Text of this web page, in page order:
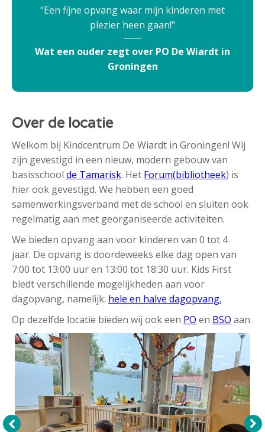
Een fijne opvang waar mijn kinderen met
plezier heen gaan!
Wat een ouder zegt over PO De Wiardt in
Groningen
Over de locatie
Welkom bij Kindcentrum De Wiardt in Groningen! Wij
zijn gevestigd in een nieuw, modern gebouw van
basisschool de Tamarisk. Het Forum(bibliotheek) is
hier ook gevestigd. We hebben een goed
samenwerkingsverband met de school en sluiten ook
regelmatig aan met georganiseerde activiteiten.
We bieden opvang aan voor kinderen van 0 tot 4
jaar. De opvang is doordeweeks elke dag open van
7:00 tot 13:00 uur en 13:00 tot 18:30 uur. Kids First
biedt verschillende mogelijkheden aan voor
dagopvang, namelijk: hele en halve dagopvang.
Op dezelfde locatie bieden wij ook een PO en BSO aan.